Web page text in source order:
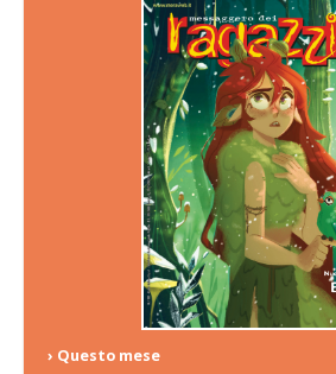
› Questo mese